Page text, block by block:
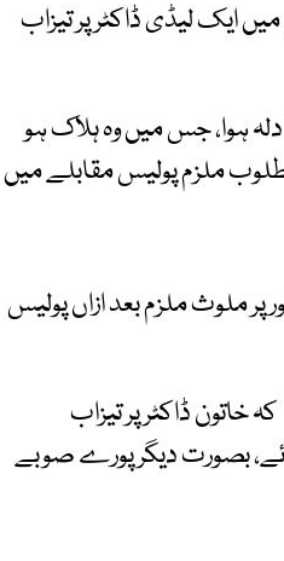
ایک لیڈی ڈاکٹر پر تیزاب
ہوا، جس میں وہ ہلاک ہو
ملزم پولیس مقابلے میں
ملوث ملزم بعد ازاں پولیس
خاتون ڈاکٹر پر تیزاب
گرفتار کیا جائے، بصورت دیگر پورے صوبے